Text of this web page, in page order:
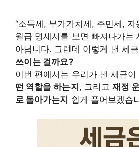
“소득세, 부가가치세, 주민세, 자
월급 명세서를 보면 빠져나가는
아닙니다. 그런데 이렇게 낸 세
쓰이는 걸까요?
이번 편에서는 우리가 낸 세금이
떤 역할을 하는지, 그리고 재정
로 돌아가는지 쉽게 풀어보겠습